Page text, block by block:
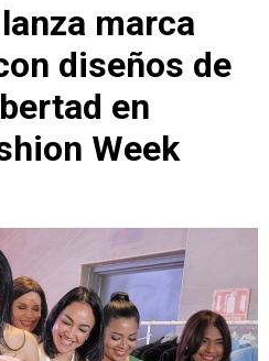
marca
diseños de
en
Week